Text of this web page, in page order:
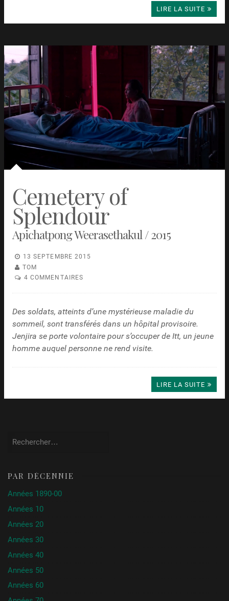
LIRE LA SUITE
Cemetery of
Splendour
Apichatpong Weerasethakul / 2015
13 SEPTEMBRE 2015
TOM
4 COMMENTAIRES
Des soldats, atteints d’une mystérieuse maladie du
sommeil, sont transférés dans un hôpital provisoire.
Jenjira se porte volontaire pour s’occuper de Itt, un jeune
homme auquel personne ne rend visite.
LIRE LA SUITE
PAR DÉCENNIE
Années 1890-00
Années 10
Années 20
Années 30
Années 40
Années 50
Années 60